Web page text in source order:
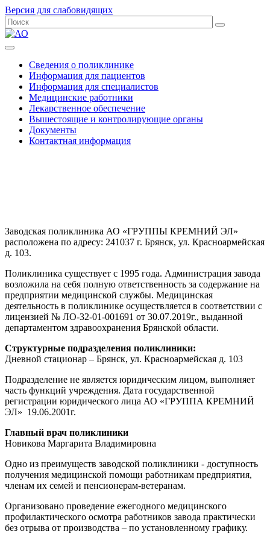
Версия для слабовидящих
Сведения о поликлинике
Информация для пациентов
Информация для специалистов
Медицинские работники
Лекарственное обеспечение
Вышестоящие и контролирующие органы
Документы
Контактная информация
Заводская поликлиника АО «ГРУППЫ КРЕМНИЙ ЭЛ»
расположена по адресу: 241037 г. Брянск, ул. Красноармейская
д. 103.
Поликлиника существует с 1995 года. Администрация завода
возложила на себя полную ответственность за содержание на
предприятии медицинской службы. Медицинская
деятельность в поликлинике осуществляется в соответствии с
лицензией № ЛО-32-01-001691 от 30.07.2019г., выданной
департаментом здравоохранения Брянской области.
Структурные подразделения поликлиники:
Дневной стационар – Брянск, ул. Красноармейская д. 103
Подразделение не является юридическим лицом, выполняет
часть функций учреждения. Дата государственной
регистрации юридического лица АО «ГРУППА КРЕМНИЙ
ЭЛ» 19.06.2001г.
Главный врач поликлиники
Новикова Маргарита Владимировна
Одно из преимуществ заводской поликлиники - доступность
получения медицинской помощи работникам предприятия,
членам их семей и пенсионерам-ветеранам.
Организовано проведение ежегодного медицинского
профилактического осмотра работников завода практически
без отрыва от производства – по установленному графику.